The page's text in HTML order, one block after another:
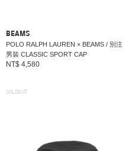
BEAMS
POLO RALPH LAUREN × BEAMS / 別注
男裝 CLASSIC SPORT CAP
NT$ 4,580
SOLDOUT